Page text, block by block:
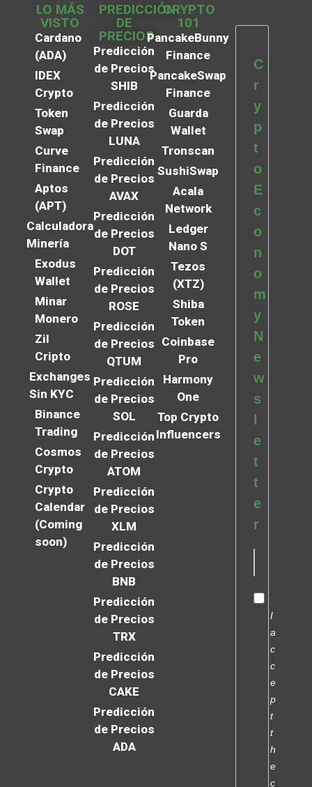
LO MÁS
VISTO
Cardano
(ADA)
IDEX
Crypto
Token
Swap
Curve
Finance
Aptos
(APT)
Calculadora
Minería
Exodus
Wallet
Minar
Monero
Zil
Cripto
Exchanges
Sin KYC
Binance
Trading
Cosmos
Crypto
Crypto
Calendar
(Coming
soon)
PREDICCIÓN
DE
PRECIOS
Predicción
de Precios
SHIB
Predicción
de Precios
LUNA
Predicción
de Precios
AVAX
Predicción
de Precios
DOT
Predicción
de Precios
ROSE
Predicción
de Precios
QTUM
Predicción
de Precios
SOL
Predicción
de Precios
ATOM
Predicción
de Precios
XLM
Predicción
de Precios
BNB
Predicción
de Precios
TRX
Predicción
de Precios
CAKE
Predicción
de Precios
ADA
CRYPTO
101
PancakeBunny
Finance
PancakeSwap
Finance
Guarda
Wallet
Tronscan
SushiSwap
Acala
Network
Ledger
Nano S
Tezos
(XTZ)
Shiba
Token
Coinbase
Pro
Harmony
One
Top Crypto
Influencers
C
r
y
p
t
o
E
c
o
n
o
m
y
N
e
w
s
l
e
t
t
e
r
I
a
c
c
e
p
t
t
h
e
c